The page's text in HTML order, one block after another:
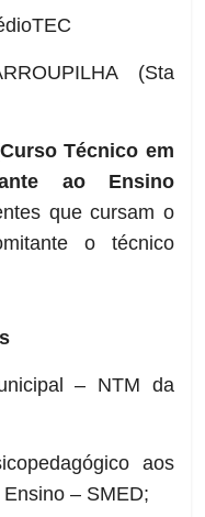
(Sta
Curso Técnico em
ao Ensino
que cursam o
o técnico
– NTM da
aos
– SMED;